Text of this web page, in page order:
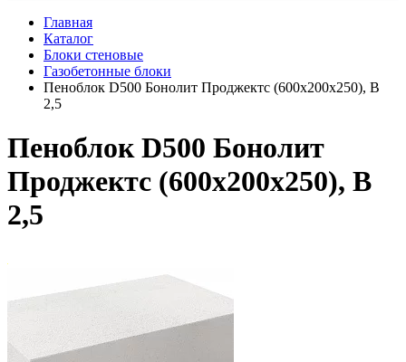
Главная
Каталог
Блоки стеновые
Газобетонные блоки
Пеноблок D500 Бонолит Проджектс (600х200х250), В
2,5
Пеноблок D500 Бонолит
Проджектс (600х200х250), В
2,5